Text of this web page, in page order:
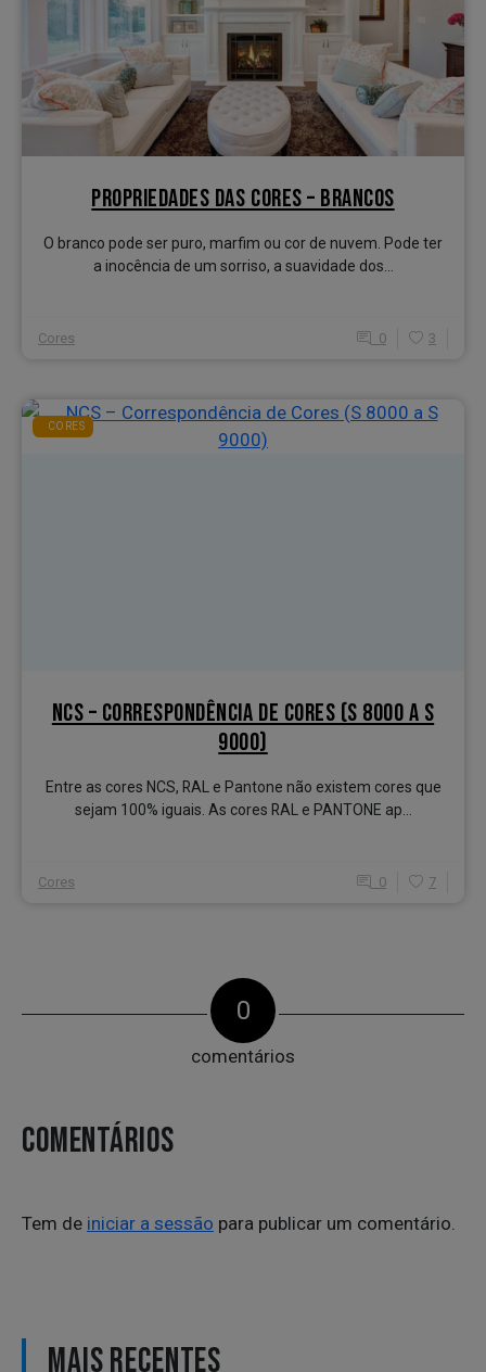
PROPRIEDADES DAS CORES – BRANCOS
O branco pode ser puro, marfim ou cor de nuvem. Pode ter
a inocência de um sorriso, a suavidade dos...
Cores 0 3
CORES
NCS – CORRESPONDÊNCIA DE CORES (S 8000 A S
9000)
Entre as cores NCS, RAL e Pantone não existem cores que
sejam 100% iguais. As cores RAL e PANTONE ap...
Cores 0 7
0
comentários
COMENTÁRIOS
Tem de iniciar a sessão para publicar um comentário.
MAIS RECENTES